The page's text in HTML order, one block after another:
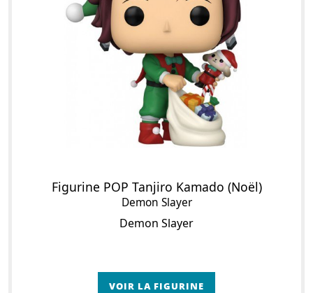
Figurine POP Tanjiro Kamado (Noël)
Demon Slayer
Demon Slayer
VOIR LA FIGURINE